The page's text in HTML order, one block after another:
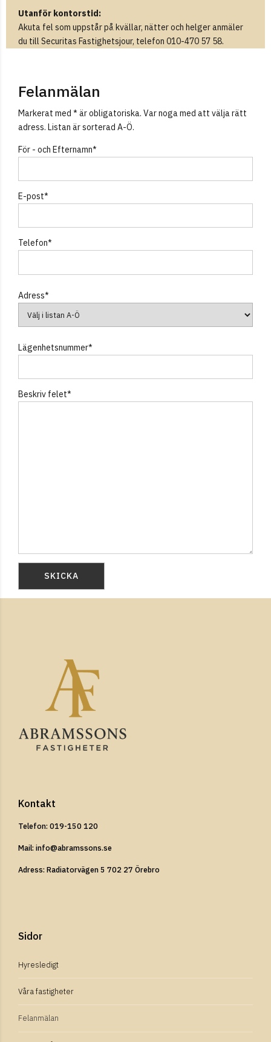
Utanför kontorstid:
Akuta fel som uppstår på kvällar, nätter och helger anmäler
du till Securitas Fastighetsjour, telefon 010-470 57 58.
Felanmälan
Markerat med * är obligatoriska. Var noga med att välja rätt
adress. Listan är sorterad A-Ö.
För - och Efternamn*
E-post*
Telefon*
Adress*
Lägenhetsnummer*
Beskriv felet*
Kontakt
Telefon: 019-150 120
Mail: info@abramssons.se
Adress: Radiatorvägen 5 702 27 Örebro
Sidor
Hyresledigt
Våra fastigheter
Felanmälan